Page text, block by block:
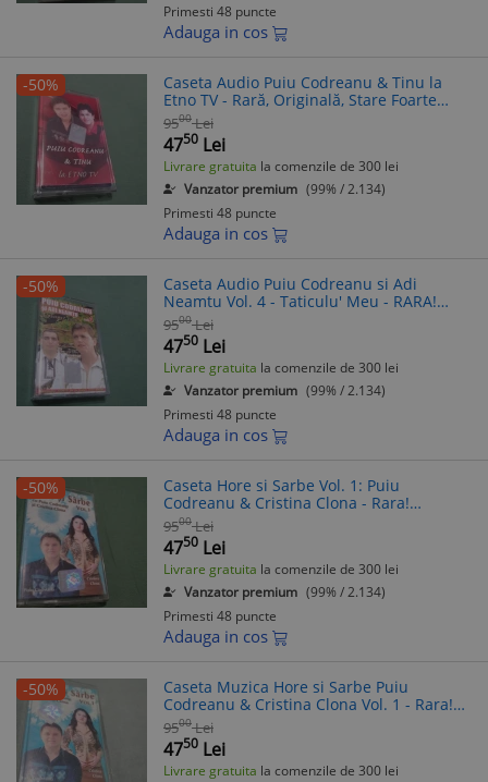
Primesti 48 puncte
Adauga in cos
-50%
Caseta Audio Puiu Codreanu & Tinu la
Etno TV - Rară, Originală, Stare Foarte
Bună
9500 Lei
4750 Lei
Livrare gratuita la comenzile de 300 lei
Vanzator premium (99% / 2.134)
Primesti 48 puncte
Adauga in cos
-50%
Caseta Audio Puiu Codreanu si Adi
Neamtu Vol. 4 - Taticulu' Meu - RARA!
Originala - Stare Foarte Buna
9500 Lei
4750 Lei
Livrare gratuita la comenzile de 300 lei
Vanzator premium (99% / 2.134)
Primesti 48 puncte
Adauga in cos
-50%
Caseta Hore si Sarbe Vol. 1: Puiu
Codreanu & Cristina Clona - Rara!
Originala
9500 Lei
4750 Lei
Livrare gratuita la comenzile de 300 lei
Vanzator premium (99% / 2.134)
Primesti 48 puncte
Adauga in cos
-50%
Caseta Muzica Hore si Sarbe Puiu
Codreanu & Cristina Clona Vol. 1 - Rara!
Originala - Stare F. Buna
9500 Lei
4750 Lei
Livrare gratuita la comenzile de 300 lei